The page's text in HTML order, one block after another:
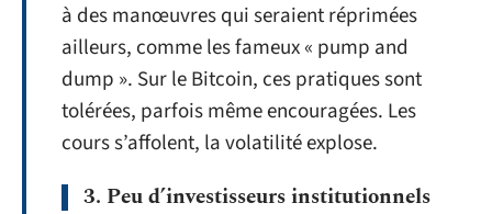
à des manœuvres qui seraient réprimées
ailleurs, comme les fameux « pump and
dump ». Sur le Bitcoin, ces pratiques sont
tolérées, parfois même encouragées. Les
cours s’affolent, la volatilité explose.
3. Peu d’investisseurs institutionnels